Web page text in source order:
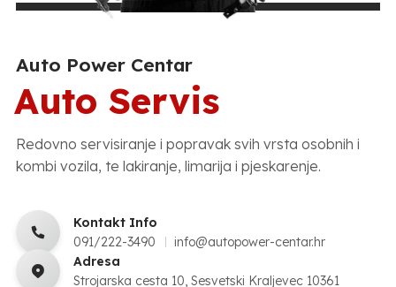
Auto Power Centar
Auto Servis
Redovno servisiranje i popravak svih vrsta osobnih i
kombi vozila, te lakiranje, limarija i pjeskarenje.
Kontakt Info
091/222-3490
info@autopower-centar.hr
Adresa
Strojarska cesta 10, Sesvetski Kraljevec 10361